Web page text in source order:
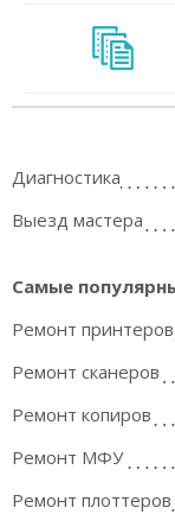
Диагностика
Выезд мастера
Самые
Ремонт принтеров
Ремонт сканеров
Ремонт копиров
Ремонт МФУ
Ремонт плоттеров